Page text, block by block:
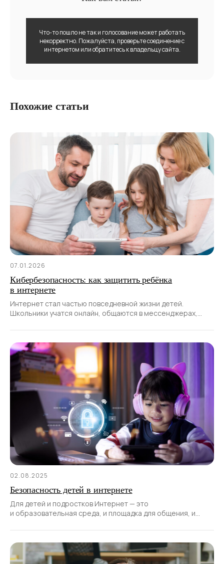
Что-то пошло не так и голосование может работать
некорректно. Пожалуйста, проверьте соединение с
интернетом или обратитесь к владельцу сайта.
Похожие статьи
07.01.2026
Кибербезопасность: как защитить ребёнка
в интернете
Интернет стал частью повседневной жизни детей.
Школьники учатся онлайн, общаются в мессенджерах,
02.08.2025
Безопасность детей в интернете
Для детей и подростков Интернет — это
и образовательная среда, и площадка для общения, и